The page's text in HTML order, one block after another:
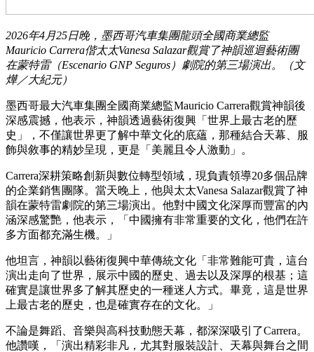
2026年4月25日晚，墨西哥汽車集團龍頭全國商業總監
Mauricio Carrera偕太太Vanesa Salazar觀賞了神韻巡迴藝術團
在蒙特雷（Escenario GNP Seguros）劇院的第三場演出。（文
燁／大紀元）
墨西哥最大汽車集團全國商業總監Mauricio Carrera觀賞神韻後
深感震撼，他表示，神韻透過藝術復興「世界上最古老的歷
史」，不僅讓世界更了解中華文化的底蘊，那種結合天幕、服
飾與敘事的精妙呈現，更是「美麗且令人激動」。
Carrera深耕策略創新與數位轉型領域，現負責領導20多個品牌
的企業銷售團隊。當天晚上，他與太太Vanesa Salazar觀賞了神
韻在蒙特雷劇院的第三場演出。他對中國文化深厚而豐富的內
涵深感驚艷，他表示，「中國擁有非常重要的文化，他們在許
多方面都充滿生機。」
他坦言，神韻以藝術復興中華傳統文化「非常難能可貴，這台
演出走向了世界，展示中國的歷史、過去以及深厚的根基；這
確實是讓世界多了解其歷史的一種迷人方式。畢竟，這是世界
上最古老的歷史，也是確實存在的文化。」
不論是舞蹈、音樂與高科技動態天幕，都深深吸引了Carrera。
他讚嘆，「演出精彩非凡，尤其對服裝設計、天幕與舞台之間